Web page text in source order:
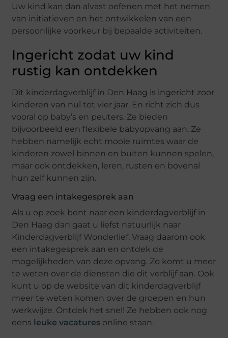
Uw kind kan dan alvast oefenen met het nemen
van initiatieven en het ontwikkelen van een
persoonlijke voorkeur bij bepaalde activiteiten.
Ingericht zodat uw kind
rustig kan ontdekken
Dit kinderdagverblijf in Den Haag is ingericht zoor
kinderen van nul tot vier jaar. En richt zich dus
vooral op baby’s en peuters. Ze bieden
bijvoorbeeld een flexibele babyopvang aan. Ze
hebben namelijk echt mooie ruimtes waar de
kinderen zowel binnen en buiten kunnen spelen,
maar ook ontdekken, leren, rusten en bovenal
hun zelf kunnen zijn.
Vraag een intakegesprek aan
Als u op zoek bent naar een kinderdagverblijf in
Den Haag dan gaat u liefst natuurlijk naar
Kinderdagverblijf Wonderlief. Vraag daarom ook
een intakegesprek aan en ontdek de
mogelijkheden van deze opvang. Zo komt u meer
te weten over de diensten die dit verblijf aan. Ook
kunt u op de website van dit kinderdagverblijf
meer te weten komen over de groepen en hun
werkwijze. Ontdek het snel! Ze hebben ook nog
eens leuke vacatures online staan.